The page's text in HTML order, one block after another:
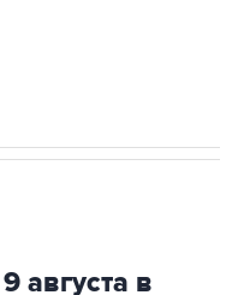
августа в